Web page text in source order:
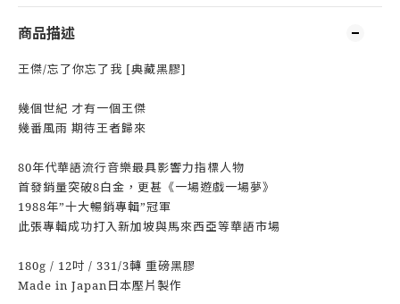
商品描述
王傑/忘了你忘了我 [典藏黑膠]
幾個世紀 才有一個王傑
幾番風雨 期待王者歸來
80年代華語流行音樂最具影響力指標人物
首發銷量突破8白金，更甚《一場遊戲一場夢》
1988年”十大暢銷專輯”冠軍
此張專輯成功打入新加坡與馬來西亞等華語市場
180g / 12吋 / 331/3轉 重磅黑膠
Made in Japan日本壓片製作